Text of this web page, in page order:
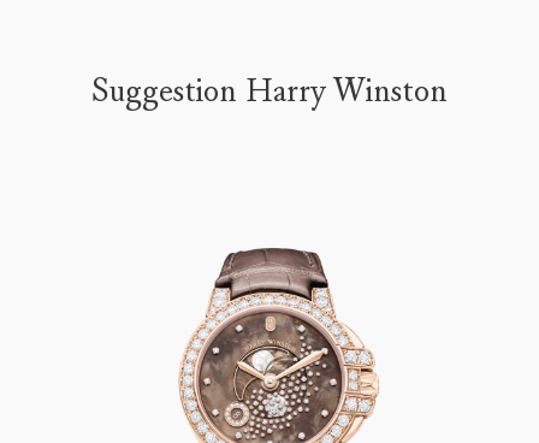
Suggestion Harry Winston